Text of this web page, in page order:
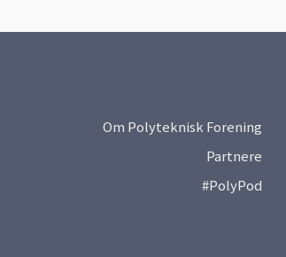
Om Polyteknisk Forening
Partnere
#PolyPod